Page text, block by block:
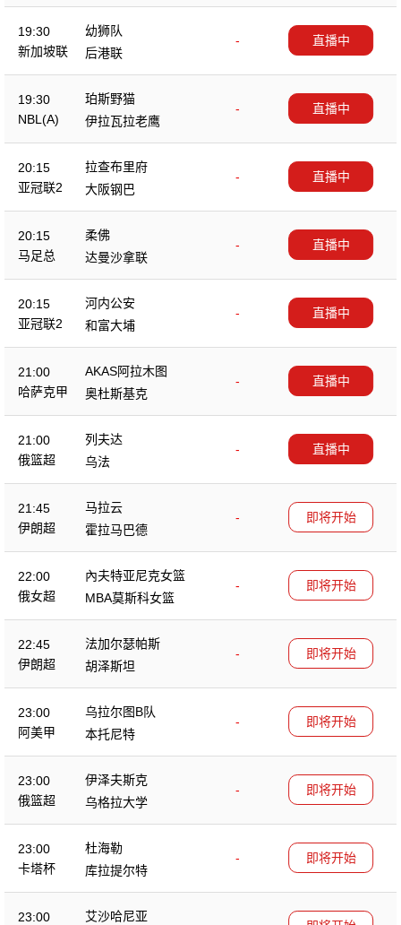
19:30
新加坡联
幼狮队
-
后港联
直播中
19:30
NBL(A)
珀斯野猫
-
伊拉瓦拉老鹰
直播中
20:15
亚冠联2
拉查布里府
-
大阪钢巴
直播中
20:15
马足总
柔佛
-
达曼沙拿联
直播中
20:15
亚冠联2
河内公安
-
和富大埔
直播中
21:00
哈萨克甲
AKAS阿拉木图
-
奥杜斯基克
直播中
21:00
俄篮超
列夫达
-
乌法
直播中
21:45
伊朗超
马拉云
-
霍拉马巴德
即将开始
22:00
俄女超
內夫特亚尼克女篮
-
MBA莫斯科女篮
即将开始
22:45
伊朗超
法加尔瑟帕斯
-
胡泽斯坦
即将开始
23:00
阿美甲
乌拉尔图B队
-
本托尼特
即将开始
23:00
俄篮超
伊泽夫斯克
-
乌格拉大学
即将开始
23:00
卡塔杯
杜海勒
-
库拉提尔特
即将开始
23:00 艾沙哈尼亚